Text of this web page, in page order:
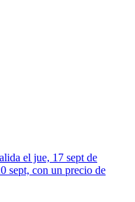
el jue, 17 sept de
sept, con un precio de